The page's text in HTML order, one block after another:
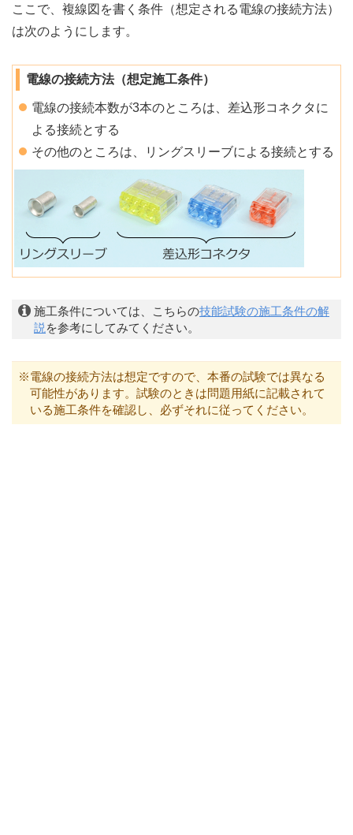
ここで、複線図を書く条件（想定される電線の接続方法）
は次のようにします。
電線の接続方法（想定施工条件）
電線の接続本数が3本のところは、差込形コネクタに
よる接続とする
その他のところは、リングスリーブによる接続とする
施工条件については、こちらの技能試験の施工条件の解
説 を参考にしてみてください。
※電線の接続方法は想定ですので、本番の試験では異なる
可能性があります。試験のときは問題用紙に記載されて
いる施工条件を確認し、必ずそれに従ってください。